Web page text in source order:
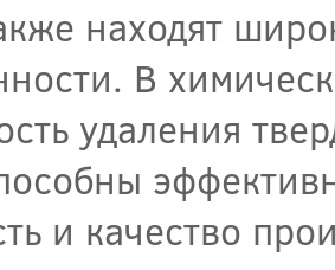
находят
В
удаления
и качество